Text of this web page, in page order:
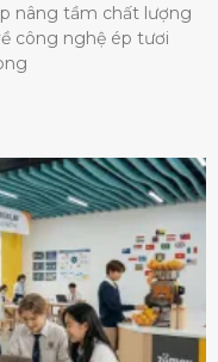
nâng tầm chất lượng
công nghệ ép tươi